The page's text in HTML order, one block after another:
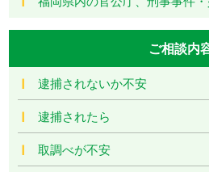
ご相談内
逮捕されないか不安
逮捕されたら
取調べが不安